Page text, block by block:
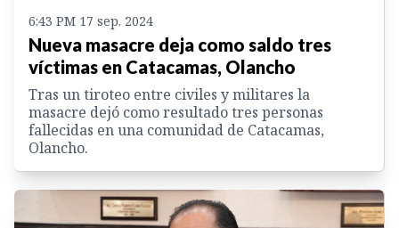
6:43 PM 17 sep. 2024
Nueva masacre deja como saldo tres
víctimas en Catacamas, Olancho
Tras un tiroteo entre civiles y militares la
masacre dejó como resultado tres personas
fallecidas en una comunidad de Catacamas,
Olancho.